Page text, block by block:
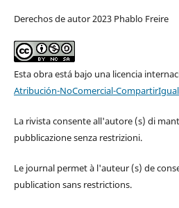
Derechos de autor 2023 Phablo Freire
Esta obra está bajo una licencia
Atribución-NoComercial-
La rivista consente all'autore (s) di
pubblicazione senza restrizioni.
Le journal permet à l'auteur (s) de
publication sans restrictions.